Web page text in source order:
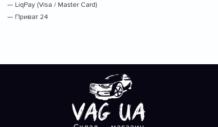
— LiqPay (Visa / Master Card)
— Приват 24